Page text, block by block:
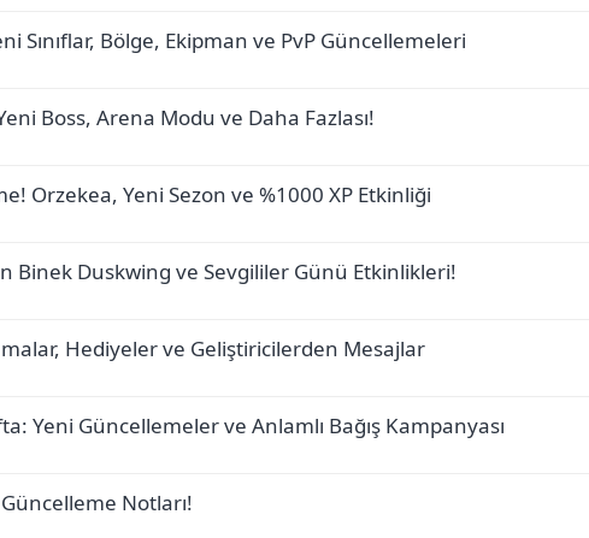
Sınıflar, Bölge, Ekipman ve PvP Güncellemeleri
Boss, Arena Modu ve Daha Fazlası!
Orzekea, Yeni Sezon ve %1000 XP Etkinliği
Binek Duskwing ve Sevgililer Günü Etkinlikleri!
Hediyeler ve Geliştiricilerden Mesajlar
Yeni Güncellemeler ve Anlamlı Bağış Kampanyası
Notları!